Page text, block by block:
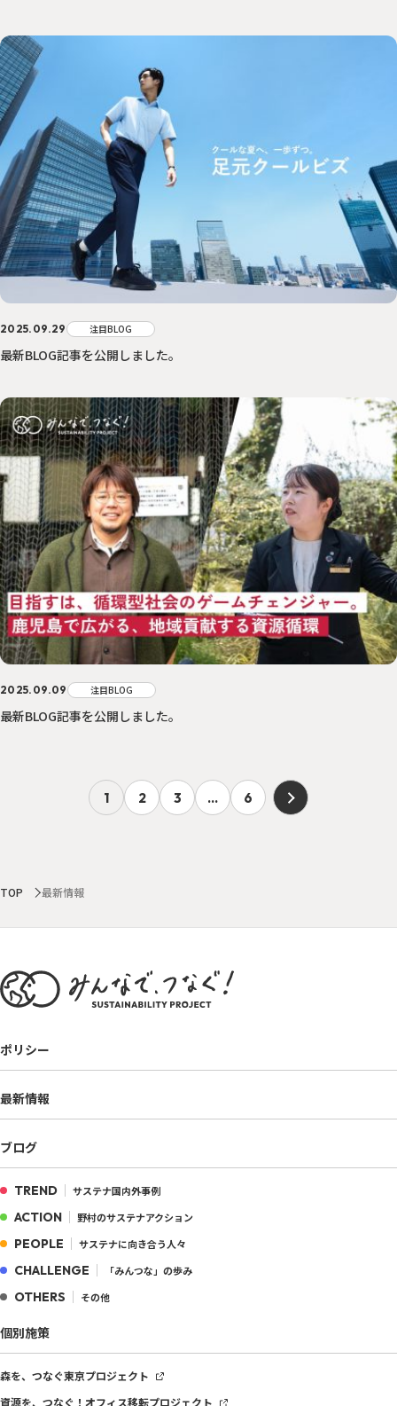
2025.09.29 注目BLOG
最新BLOG記事を公開しました。
2025.09.09 注目BLOG
最新BLOG記事を公開しました。
1 2 3 … 6
TOP 最新情報
ポリシー
最新情報
ブログ
TREND サステナ国内外事例
ACTION 野村のサステナアクション
PEOPLE サステナに向き合う人々
CHALLENGE 「みんつな」の歩み
OTHERS その他
個別施策
森を、つなぐ東京プロジェクト
資源を、つなぐ！ オフィス移転プロジェクト